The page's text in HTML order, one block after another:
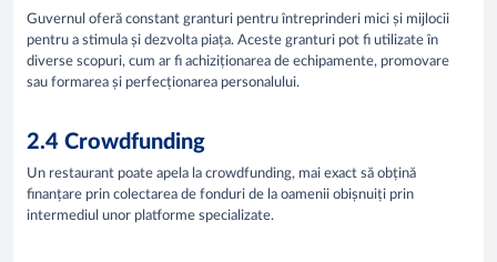
Guvernul oferă constant granturi pentru întreprinderi mici și mijlocii
pentru a stimula și dezvolta piața. Aceste granturi pot fi utilizate în
diverse scopuri, cum ar fi achiziționarea de echipamente, promovare
sau formarea și perfecționarea personalului.
2.4 Crowdfunding
Un restaurant poate apela la crowdfunding, mai exact să obțină
finanțare prin colectarea de fonduri de la oamenii obișnuiți prin
intermediul unor platforme specializate.